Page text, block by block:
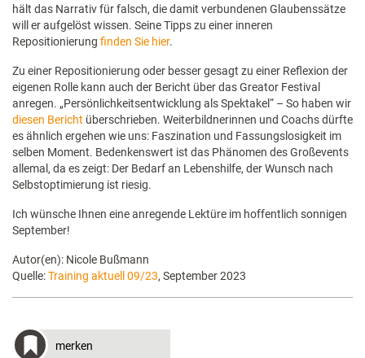
hält das Narrativ für falsch, die damit verbundenen Glaubenssätze
will er aufgelöst wissen. Seine Tipps zu einer inneren
Repositionierung finden Sie hier.
Zu einer Repositionierung oder besser gesagt zu einer Reflexion der
eigenen Rolle kann auch der Bericht über das Greator Festival
anregen. „Persönlichkeitsentwicklung als Spektakel“ – So haben wir
diesen Bericht überschrieben. Weiterbildnerinnen und Coachs dürfte
es ähnlich ergehen wie uns: Faszination und Fassungslosigkeit im
selben Moment. Bedenkenswert ist das Phänomen des Großevents
allemal, da es zeigt: Der Bedarf an Lebenshilfe, der Wunsch nach
Selbstoptimierung ist riesig.
Ich wünsche Ihnen eine anregende Lektüre im hoffentlich sonnigen
September!
Autor(en): Nicole Bußmann
Quelle:Training aktuell 09/23, September 2023
merken